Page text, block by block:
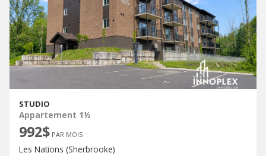
STUDIO
Appartement 1½
992$ PAR MOIS
Les Nations (Sherbrooke)